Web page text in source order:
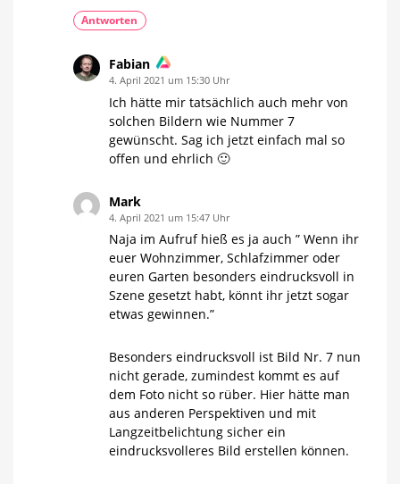
Antworten
Fabian
4. April 2021 um 15:30 Uhr
Ich hätte mir tatsächlich auch mehr von
solchen Bildern wie Nummer 7
gewünscht. Sag ich jetzt einfach mal so
offen und ehrlich 🙂
Mark
4. April 2021 um 15:47 Uhr
Naja im Aufruf hieß es ja auch ” Wenn ihr
euer Wohnzimmer, Schlafzimmer oder
euren Garten besonders eindrucksvoll in
Szene gesetzt habt, könnt ihr jetzt sogar
etwas gewinnen.”
Besonders eindrucksvoll ist Bild Nr. 7 nun
nicht gerade, zumindest kommt es auf
dem Foto nicht so rüber. Hier hätte man
aus anderen Perspektiven und mit
Langzeitbelichtung sicher ein
eindrucksvolleres Bild erstellen können.